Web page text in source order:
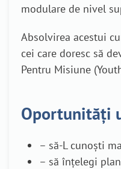
modulare de nivel
Absolvirea acestui
cei care doresc să
Pentru Misiune
Oportunități
– să-L cunoști
– să înțelegi